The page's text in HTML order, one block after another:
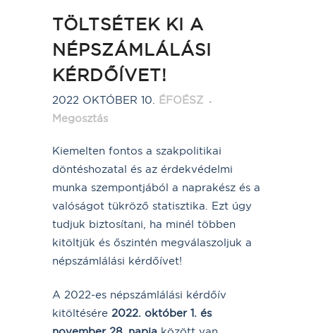
TÖLTSÉTEK KI A
NÉPSZÁMLÁLÁSI
KÉRDŐÍVET!
2022 OKTÓBER 10. ÉFOÉSZ
Megosztás
Kiemelten fontos a szakpolitikai
döntéshozatal és az érdekvédelmi
munka szempontjából a naprakész és a
valóságot tükröző statisztika. Ezt úgy
tudjuk biztosítani, ha minél többen
kitöltjük és őszintén megválaszoljuk a
népszámlálási kérdőívet!
A 2022-es népszámlálási kérdőív
kitöltésére 2022. október 1. és